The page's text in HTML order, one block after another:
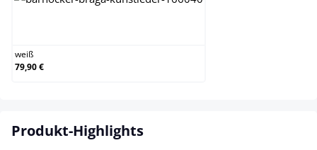
weiß
79,90 €
Produkt-Highlights